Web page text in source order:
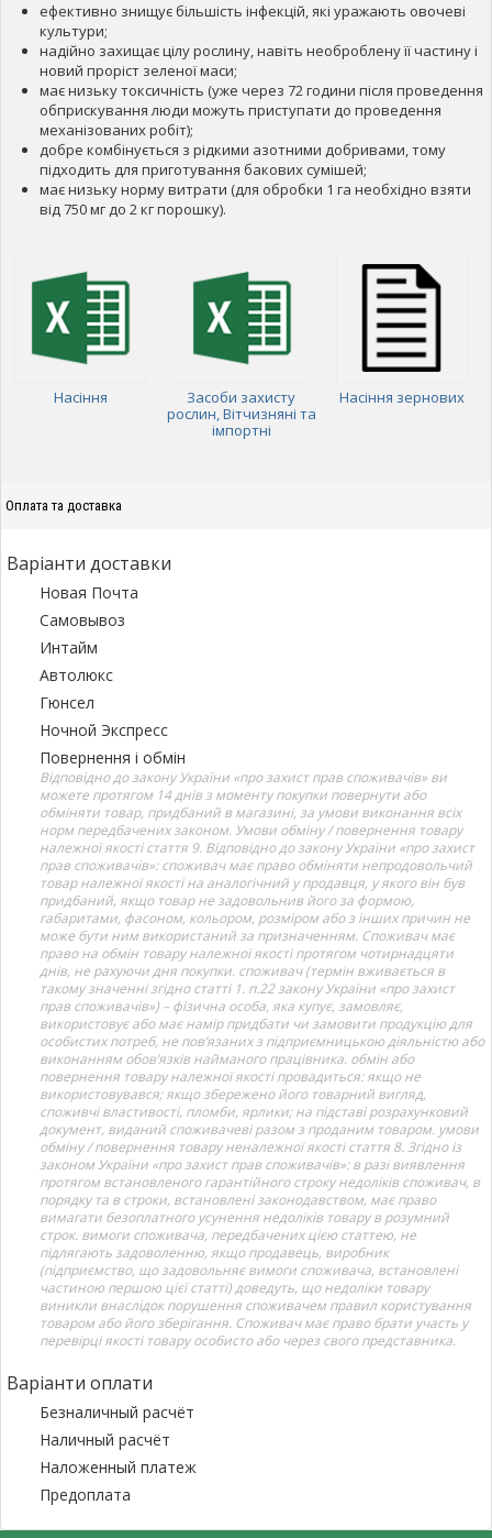
ефективно знищує більшість інфекцій, які уражають овочеві
культури;
надійно захищає цілу рослину, навіть необроблену її частину і
новий проріст зеленої маси;
має низьку токсичність (уже через 72 години після проведення
обприскування люди можуть приступати до проведення
механізованих робіт);
добре комбінується з рідкими азотними добривами, тому
підходить для приготування бакових сумішей;
має низьку норму витрати (для обробки 1 га необхідно взяти
від 750 мг до 2 кг порошку).
Насіння
Засоби захисту
рослин, Вітчизняні та
імпортні
Насіння зернових
Оплата та доставка
Варіанти доставки
Новая Почта
Самовывоз
Интайм
Автолюкс
Гюнсел
Ночной Экспресс
Повернення і обмін
Відповідно до закону України «про захист прав споживачів» ви
можете протягом 14 днів з моменту покупки повернути або
обміняти товар, придбаний в магазині, за умови виконання всіх
норм передбачених законом. Умови обміну / повернення товару
належної якості стаття 9. Відповідно до закону України «про захист
прав споживачів»: споживач має право обміняти непродовольчий
товар належної якості на аналогічний у продавця, у якого він був
придбаний, якщо товар не задовольнив його за формою,
габаритами, фасоном, кольором, розміром або з інших причин не
може бути ним використаний за призначенням. Споживач має
право на обмін товару належної якості протягом чотирнадцяти
днів, не рахуючи дня покупки. споживач (термін вживається в
такому значенні згідно статті 1. п.22 закону України «про захист
прав споживачів») – фізична особа, яка купує, замовляє,
використовує або має намір придбати чи замовити продукцію для
особистих потреб, не пов’язаних з підприємницькою діяльністю або
виконанням обов’язків найманого працівника. обмін або
повернення товару належної якості провадиться: якщо не
використовувався; якщо збережено його товарний вигляд,
споживчі властивості, пломби, ярлики; на підставі розрахунковий
документ, виданий споживачеві разом з проданим товаром. умови
обміну / повернення товару неналежної якості стаття 8. Згідно із
законом України «про захист прав споживачів»: в разі виявлення
протягом встановленого гарантійного строку недоліків споживач, в
порядку та в строки, встановлені законодавством, має право
вимагати безоплатного усунення недоліків товару в розумний
строк. вимоги споживача, передбачених цією статтею, не
підлягають задоволенню, якщо продавець, виробник
(підприємство, що задовольняє вимоги споживача, встановлені
частиною першою цієї статті) доведуть, що недоліки товару
виникли внаслідок порушення споживачем правил користування
товаром або його зберігання. Споживач має право брати участь у
перевірці якості товару особисто або через свого представника.
Варіанти оплати
Безналичный расчёт
Наличный расчёт
Наложенный платеж
Предоплата